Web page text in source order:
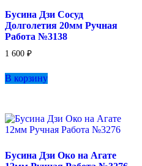
Бусина Дзи Сосуд
Долголетия 20мм Ручная
Работа №3138
1 600 ₽
В корзину
Бусина Дзи Око на Агате